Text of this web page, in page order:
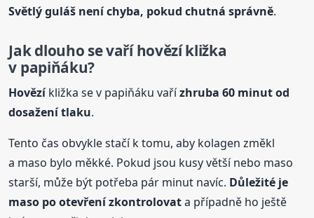
Světlýguláš není chyba, pokud chutná správně.
Jak dlouho se vaříhovězíkližka
v papiňáku?
Hovězíkližka se v papiňáku vařízhruba 60 minut od
dosažení tlaku.
Tento čas obvykle stačí k tomu, aby kolagen změkl
a maso bylo měkké. Pokud jsou kusy větší nebo maso
starší, může být potřeba pár minut navíc. Důležité je
maso po otevření zkontrolovata případně ho ještě